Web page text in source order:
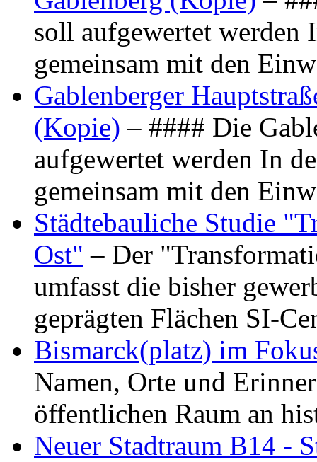
soll aufgewertet werden
gemeinsam mit den
Gablenberger
(Kopie) – #### Die
aufgewertet werden In
gemeinsam mit den
Städtebauliche Studie
Ost" – Der
umfasst die bisher
geprägten Flächen SI-
Bismarck(platz) im
Namen, Orte und
öffentlichen Raum an
Neuer Stadtraum B14 -